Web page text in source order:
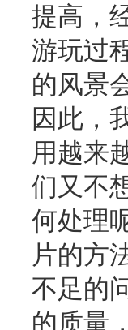
提高，
游玩过
的风景
因此，
用越来
们又不
何处理
片的方
不足的
的质量